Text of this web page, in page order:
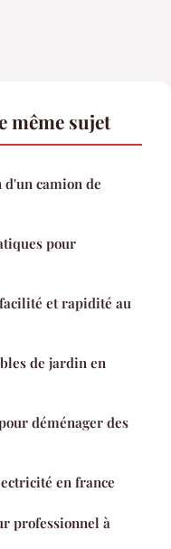
même sujet
camion de
pour
et rapidité au
de jardin en
déménager des
en france
professionnel à